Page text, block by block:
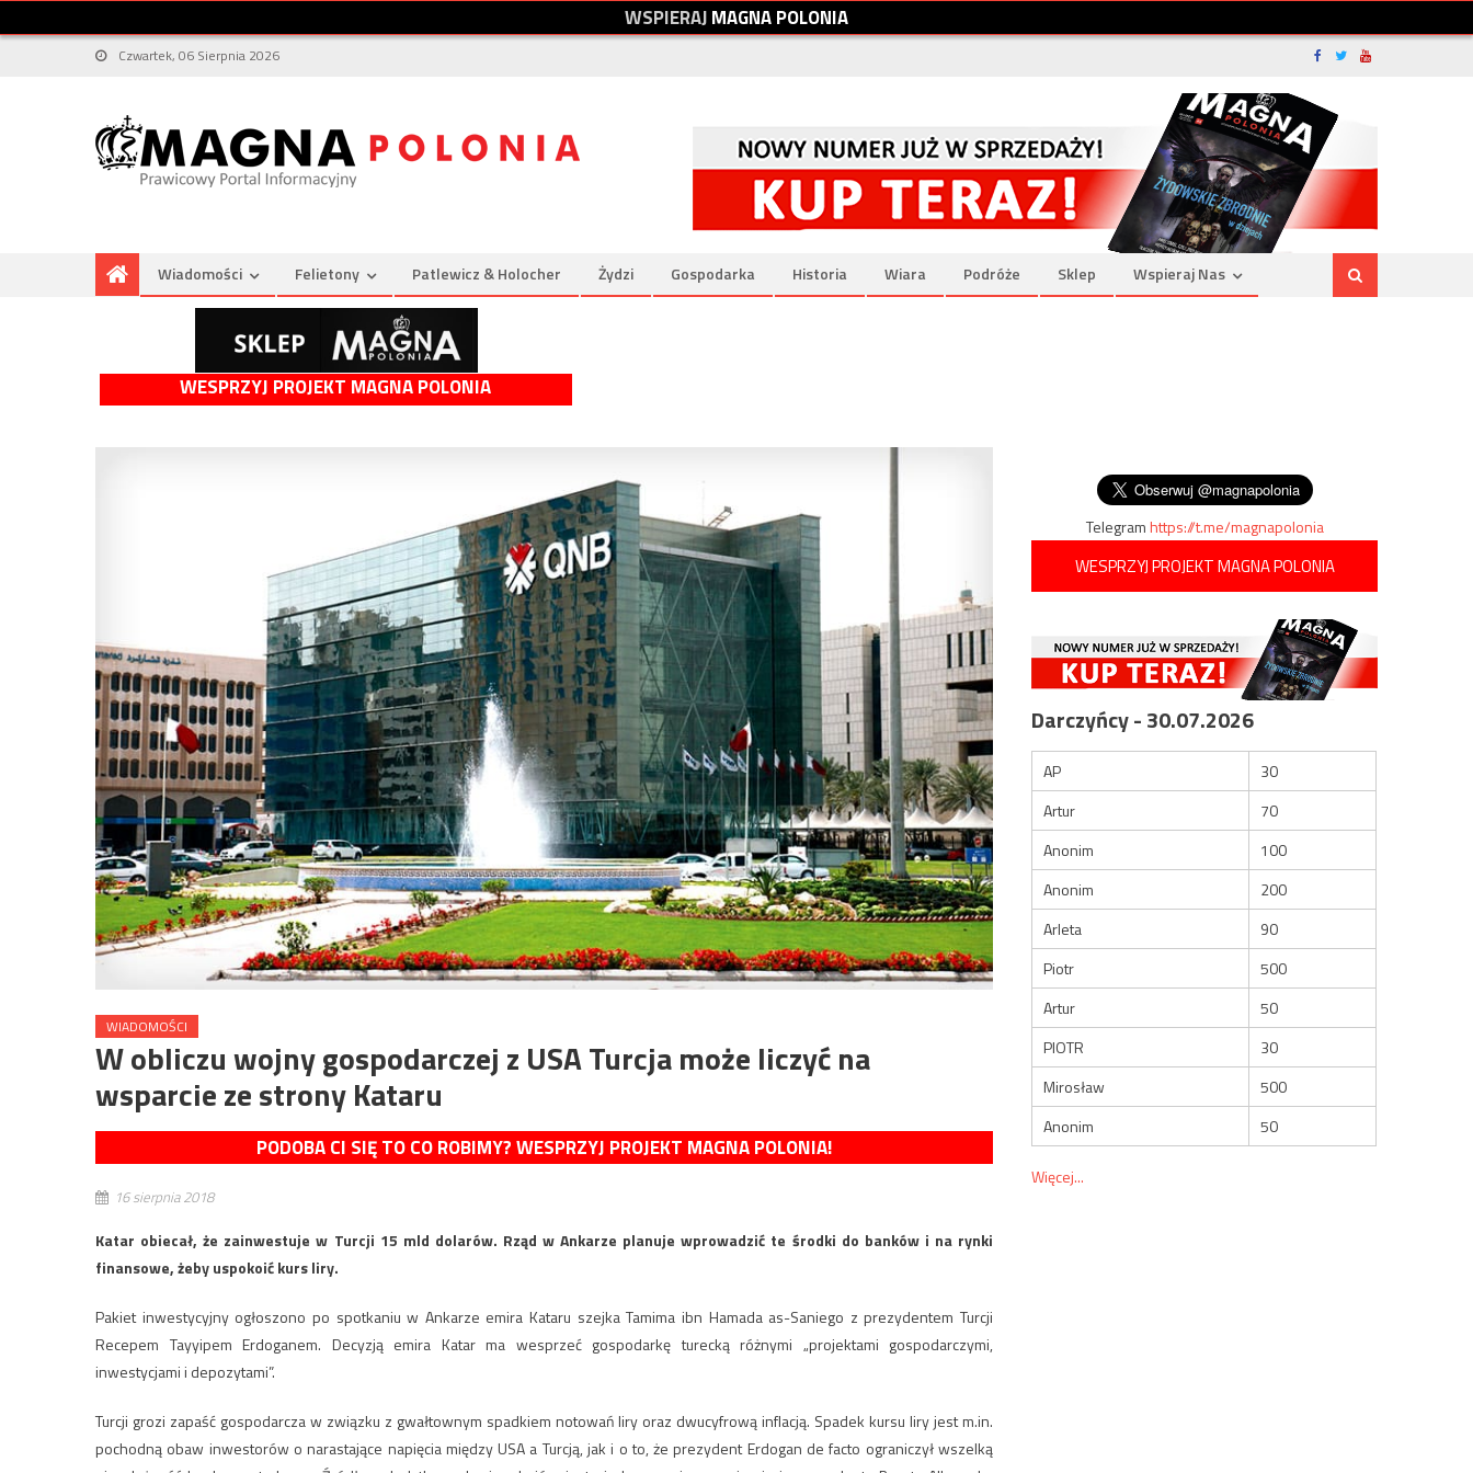
WSPIERAJMAGNAPOLONIA
Czwartek, 06 Sierpnia 2026
Wiadomości Felietony Patlewicz & Holocher Żydzi Gospodarka Historia Wiara Podróże Sklep Wspieraj Nas
WESPRZYJ PROJEKT MAGNA POLONIA
WIADOMOŚCI
W obliczu wojny gospodarczej z USA Turcja może liczyć na
wsparcie ze strony Kataru
PODOBA CI SIĘ TO CO ROBIMY? WESPRZYJ PROJEKT MAGNA POLONIA!
16 sierpnia 2018
Katar obiecał, że zainwestuje w Turcji 15 mld dolarów. Rząd w Ankarze planuje wprowadzić te środki do banków i na rynki
finansowe, żeby uspokoić kurs liry.
Pakiet inwestycyjny ogłoszono po spotkaniu w Ankarze emira Kataru szejka Tamima ibn Hamada as-Saniego z prezydentem Turcji
Recepem Tayyipem Erdoganem. Decyzją emira Katar ma wesprzeć gospodarkę turecką różnymi „projektami gospodarczymi,
inwestycjami i depozytami”.
Turcji grozi zapaść gospodarcza w związku z gwałtownym spadkiem notowań liry oraz dwucyfrową inflacją. Spadek kursu liry jest m.in.
pochodną obaw inwestorów o narastające napięcia między USA a Turcją, jak i o to, że prezydent Erdogan de facto ograniczył wszelką
Telegramhttps://t.me/magnapolonia
WESPRZYJ PROJEKT MAGNA POLONIA
Darczyńcy - 30.07.2026
AP
30
Artur
70
Anonim
100
Anonim
200
Arleta
90
Piotr
500
Artur
50
PIOTR
30
Mirosław
500
Anonim
50
Więcej...